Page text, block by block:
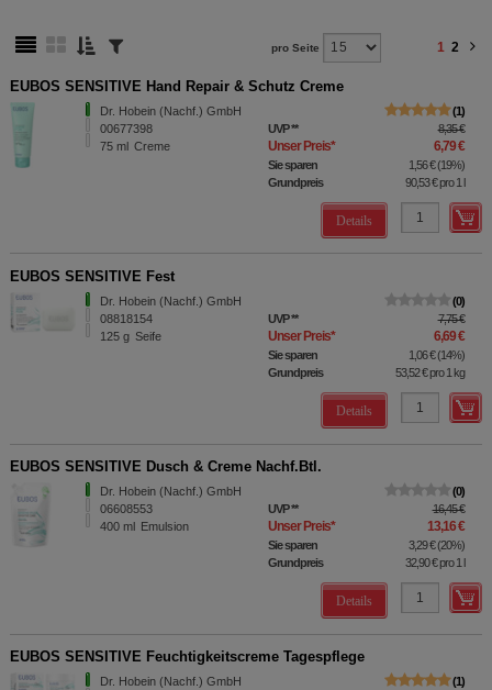
pro Seite 1 2
EUBOS SENSITIVE Hand Repair & Schutz Creme
Dr. Hobein (Nachf.) GmbH
00677398
75 ml Creme
1
UVP** 8,35 €
Unser Preis* 6,79 €
Sie sparen 1,56 €(19%)
Grundpreis
90,53 €pro 1 l
Details
EUBOS SENSITIVE Fest
Dr. Hobein (Nachf.) GmbH
08818154
125 g Seife
0
UVP** 7,75 €
Unser Preis* 6,69 €
Sie sparen 1,06 €(14%)
Grundpreis
53,52 €pro 1 kg
Details
EUBOS SENSITIVE Dusch & Creme Nachf.Btl.
Dr. Hobein (Nachf.) GmbH
06608553
400 ml Emulsion
0
UVP** 16,45 €
Unser Preis* 13,16 €
Sie sparen 3,29 €(20%)
Grundpreis
32,90 €pro 1 l
Details
EUBOS SENSITIVE Feuchtigkeitscreme Tagespflege
Dr. Hobein (Nachf.) GmbH
1